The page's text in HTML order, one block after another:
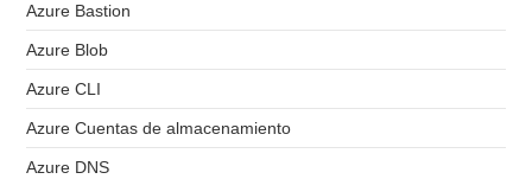
Azure Bastion
Azure Blob
Azure CLI
Azure Cuentas de almacenamiento
Azure DNS